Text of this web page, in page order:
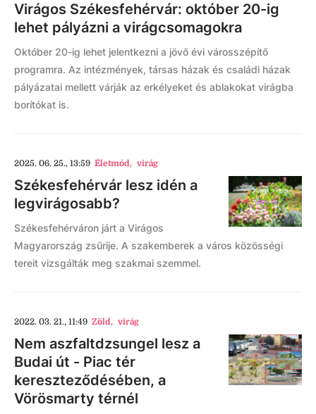
Virágos Székesfehérvár: október 20-ig
lehet pályázni a virágcsomagokra
Október 20-ig lehet jelentkezni a jövő évi városszépítő
programra. Az intézmények, társas házak és családi házak
pályázatai mellett várják az erkélyeket és ablakokat virágba
borítókat is.
2025. 06. 25., 13:59 Életmód, virág
Székesfehérvár lesz idén a
legvirágosabb?
Székesfehérváron járt a Virágos
Magyarország zsűrije. A szakemberek a város közösségi
tereit vizsgálták meg szakmai szemmel.
2022. 03. 21., 11:49 Zöld, virág
Nem aszfaltdzsungel lesz a
Budai út - Piac tér
kereszteződésében, a
Vörösmarty térnél